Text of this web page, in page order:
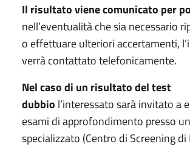
Il risultato viene comunicato per
nell’eventualità che sia necessario
o effettuare ulteriori accertamenti,
verrà contattato telefonicamente.
Nel caso di un risultato del test
dubbio l’interessato sarà invitato a
esami di approfondimento presso
specializzato (Centro di Screening di